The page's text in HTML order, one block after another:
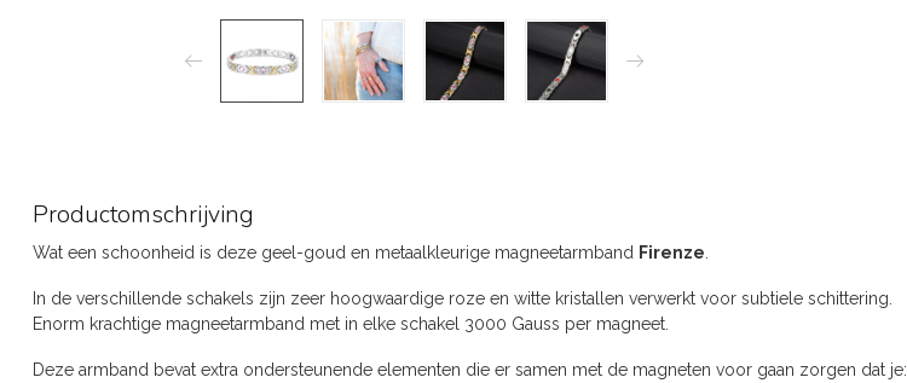
Productomschrijving
Wat een schoonheid is deze geel-goud en metaalkleurige magneetarmband Firenze
In de verschillende schakels zijn zeer hoogwaardige roze en witte kristallen verwerkt voor subtiele schittering.
Enorm krachtige magneetarmband met in elke schakel 3000 Gauss per magneet.
Deze armband bevat extra ondersteunende elementen die er samen met de magneten voor gaan zorgen dat je: